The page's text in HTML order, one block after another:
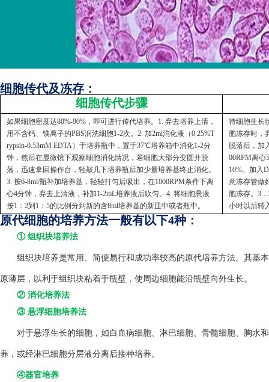
细胞传代及冻存：
细胞传代步骤
如果细胞密度达80%-90%，即可进行传代培养。1. 弃去培养上清，
用不含钙、镁离子的PBS润洗细胞1-2次。2. 加2ml消化液（0.25%T
rypsin-0.53mM EDTA）于培养瓶中，置于37℃培养箱中消化1-2分
钟，然后在显微镜下观察细胞消化情况，若细胞大部分变圆并脱
落，迅速拿回操作台，轻敲几下培养瓶后加少量培养基终止消化。
3. 按6-8ml/瓶补加培养基，轻轻打匀后吸出，在1000RPM条件下离
心4分钟，弃去上清液，补加1-2mL培养液后吹匀。4. 将细胞悬液
按1：2到1：5的比例分到新的含8ml培养基的新皿中或者瓶中。
待细胞生长
胞冻存时，
脱落后，加
00RPM离心
10%。加入
意冻存管做
胞冻存。3
小时以后转
原代细胞的培养方法一般有以下4种：
① 组织块培养法
组织块培养是常用、简便易行和成功率较高的原代培养方法。其基
原薄层，以利于组织块粘着于瓶壁，使周边细胞能沿瓶壁向外生长。
② 消化培养法
③ 悬浮细胞培养法
对于悬浮生长的细胞，如白血病细胞、淋巴细胞、骨髓细胞、胸水
养，或经淋巴细胞分层液分离后接种培养。
④器官培养